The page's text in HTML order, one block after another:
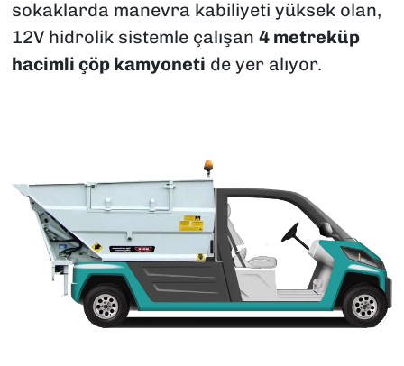
sokaklarda manevra kabiliyeti yüksek olan,
12V hidrolik sistemle çalışan 4 metreküp
hacimli çöp kamyoneti de yer alıyor.